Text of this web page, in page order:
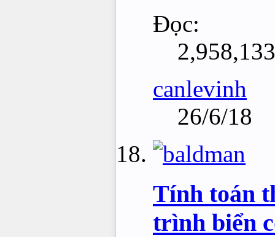
Đọc:
2,958,133
canlevinh
26/6/18
Tính toán
trình biển